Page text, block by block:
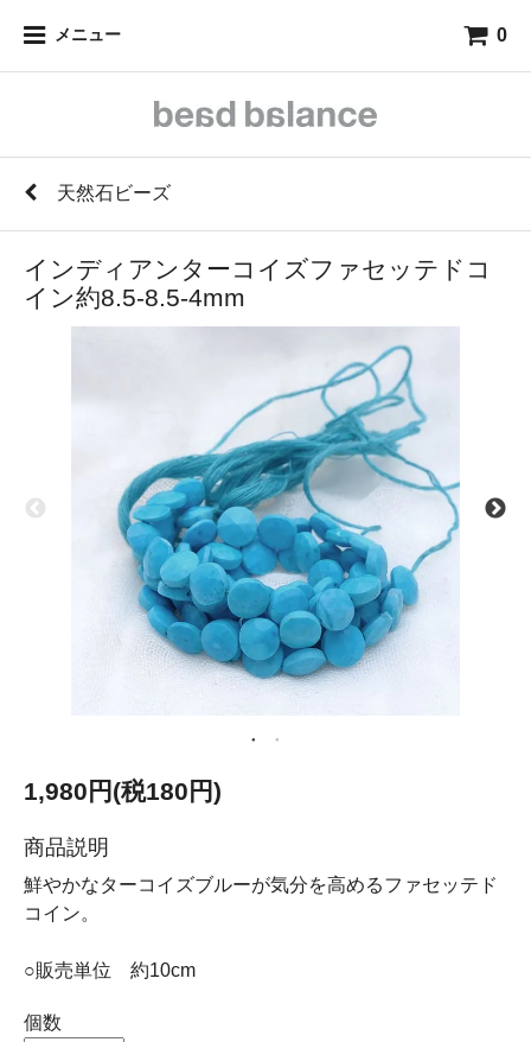
メニュー 0
天然石ビーズ
インディアンターコイズファセッテドコ
イン約8.5-8.5-4mm
1,980円(税180円)
商品説明
鮮やかなターコイズブルーが気分を高めるファセッテド
コイン。
○販売単位 約10cm
個数